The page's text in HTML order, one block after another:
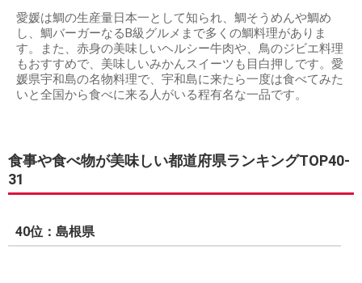
愛媛は鯛の生産量日本一として知られ、鯛そうめんや鯛め
し、鯛バーガーなるB級グルメまで多くの鯛料理がありま
す。また、赤身の美味しいヘルシー牛肉や、鳥のジビエ料理
もおすすめで、美味しいみかんスイーツも目白押しです。愛
媛県宇和島の名物料理で、宇和島に来たら一度は食べてみた
いと全国から食べに来る人がいる程有名な一品です。
食事や食べ物が美味しい都道府県ランキングTOP40-
31
40位：島根県